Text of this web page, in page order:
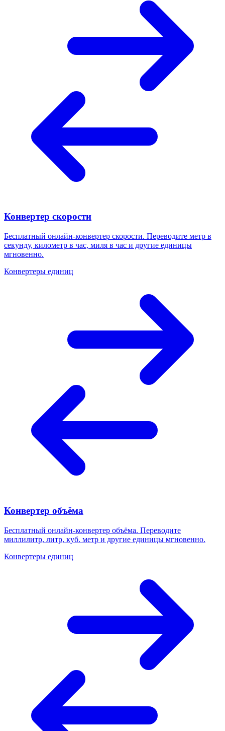
Конвертер скорости
Бесплатный онлайн-конвертер скорости. Переводите метр в
секунду, километр в час, миля в час и другие единицы
мгновенно.
Конвертеры единиц
Конвертер объёма
Бесплатный онлайн-конвертер объёма. Переводите
миллилитр, литр, куб. метр и другие единицы мгновенно.
Конвертеры единиц